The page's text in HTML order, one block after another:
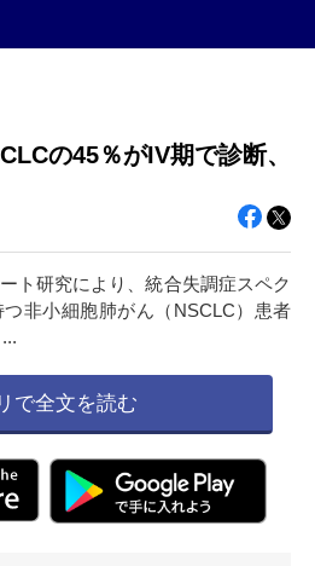
の45％がIV期で診断、
ト研究により、統合失調症スペク
非小細胞肺がん（NSCLC）患者
で全文を読む